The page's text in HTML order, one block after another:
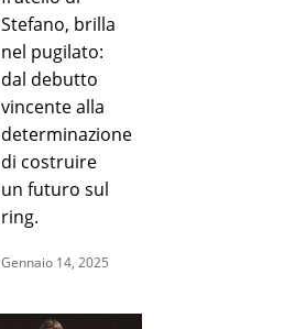
Stefano, brilla
nel pugilato:
dal debutto
vincente alla
determinazione
di costruire
un futuro sul
ring.
Gennaio 14, 2025